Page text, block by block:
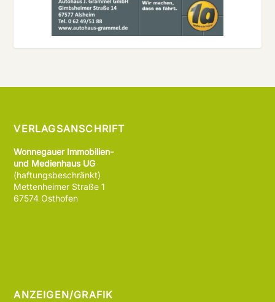
VERLAGSANSCHRIFT
Wonnegauer Immobilien-
und Medienhaus UG
(haftungsbeschränkt)
Mettenheimer Straße 1
67574 Osthofen
ANZEIGEN/GRAFIK